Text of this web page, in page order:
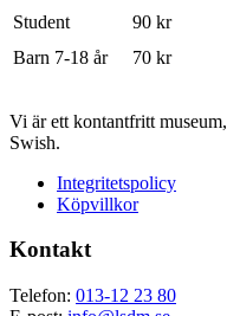
Student
90 kr
Barn 7-18 år
70 kr
Vi är ett kontantfritt
Swish.
Integritetspolicy
Köpvillkor
Kontakt
Telefon: 013-12 23 80